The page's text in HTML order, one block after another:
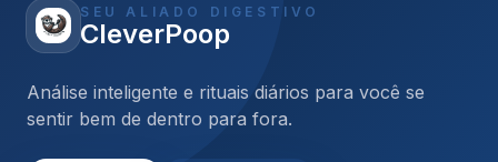
SEU ALIADO DIGESTIVO
CleverPoop
Análise inteligente e rituais diários para você se
sentir bem de dentro para fora.